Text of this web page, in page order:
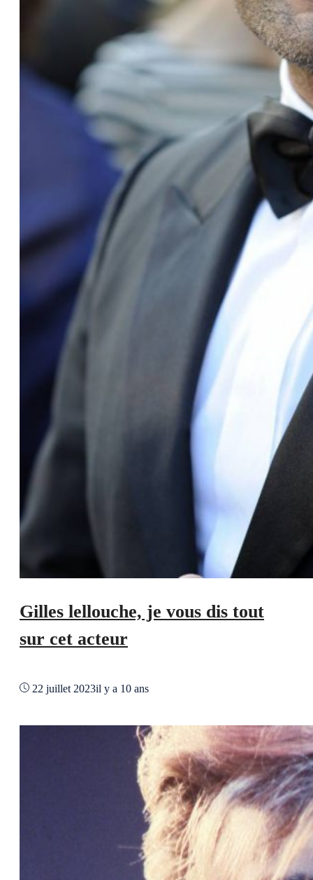
Gilles lellouche, je vous dis tout
sur cet acteur
22 juillet 2023il y a 10 ans